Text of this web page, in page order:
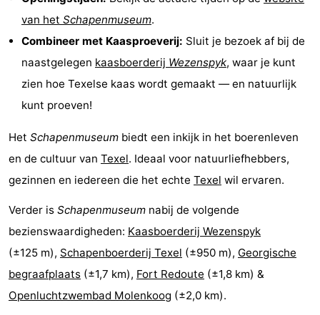
Park
Texel
Buytenveldt
De
Krim
EuroParcs
Texel
Kustpark
Texel
Sluftervallei
-
Strandhuys
-
Villapark
Residentie
Texel
-
Villapark
Vogelmient
Last
minutes
Strand
Zien
van het Schapenmuseum.
Combineer met Kaasproeverij: Sluit je bezoek af bij de
naastgelegen kaasboerderij Wezenspyk, waar je kunt
zien hoe Texelse kaas wordt gemaakt — en natuurlijk
kunt proeven!
Het Schapenmuseum biedt een inkijk in het boerenleven
en de cultuur van Texel. Ideaal voor natuurliefhebbers,
gezinnen en iedereen die het echte Texel wil ervaren.
Verder is Schapenmuseum nabij de volgende
bezienswaardigheden: Kaasboerderij Wezenspyk
(±125 m), Schapenboerderij Texel (±950 m), Georgische
begraafplaats (±1,7 km), Fort Redoute (±1,8 km) &
Openluchtzwembad Molenkoog (±2,0 km).